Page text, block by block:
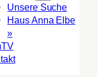
Unsere Suche
Haus Anna Elbe
»